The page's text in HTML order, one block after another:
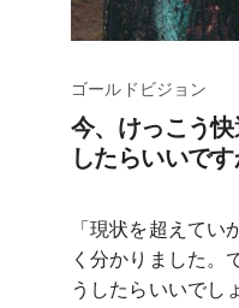
ゴールドビジョン
今、けっこう
したらいいで
「現状を超えてい
く分かりました。
うしたらいいでし